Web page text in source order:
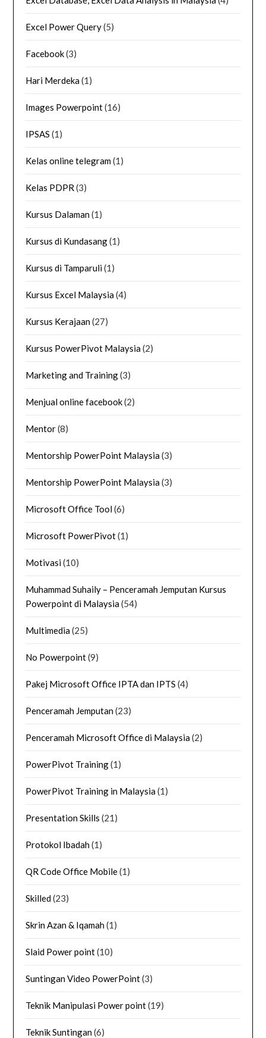
Excel Power Query(5)
Facebook(3)
Hari Merdeka(1)
Images Powerpoint(16)
IPSAS (1)
Kelas online telegram(1)
Kelas PDPR (3)
Kursus Dalaman(1)
Kursus di Kundasang(1)
Kursus di Tamparuli(1)
Kursus Excel Malaysia(4)
Kursus Kerajaan(27)
Kursus PowerPivot Malaysia(2)
Marketing and Training(3)
Menjual online facebook(2)
Mentor(8)
Mentorship PowerPoint Malaysia(3)
Mentorship PowerPoint Malaysia(3)
Microsoft Office Tool(6)
Microsoft PowerPivot(1)
Motivasi(10)
Muhammad Suhaily – Penceramah Jemputan Kursus
Powerpoint di Malaysia(54)
Multimedia(25)
No Powerpoint(9)
Pakej Microsoft Office IPTA dan IPTS (4)
Penceramah Jemputan(23)
Penceramah Microsoft Office di Malaysia(2)
PowerPivot Training(1)
PowerPivot Training in Malaysia(1)
Presentation Skills (21)
Protokol Ibadah(1)
QR Code Office Mobile(1)
Skilled(23)
Skrin Azan & Iqamah(1)
Slaid Power point(10)
Suntingan Video PowerPoint(3)
Teknik Manipulasi Power point(19)
Teknik Suntingan(6)